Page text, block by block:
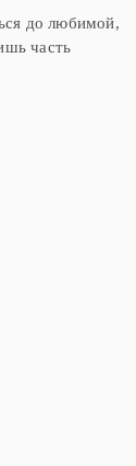
до любимой,
часть